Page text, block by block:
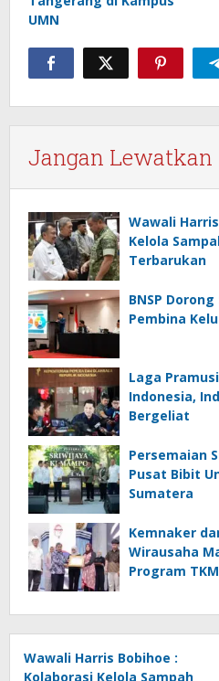
UMN
Jangan Lewatkan
Wawali
Kelola
Terbarukan
BNSP
Pembina
Laga
Indonesia,
Bergeliat
Persemaian
Pusat Bibit
Sumatera
Kemnaker
Wirausaha
Program TKM
Wawali Harris Bobihoe :
Kolaborasi Kelola Sampah